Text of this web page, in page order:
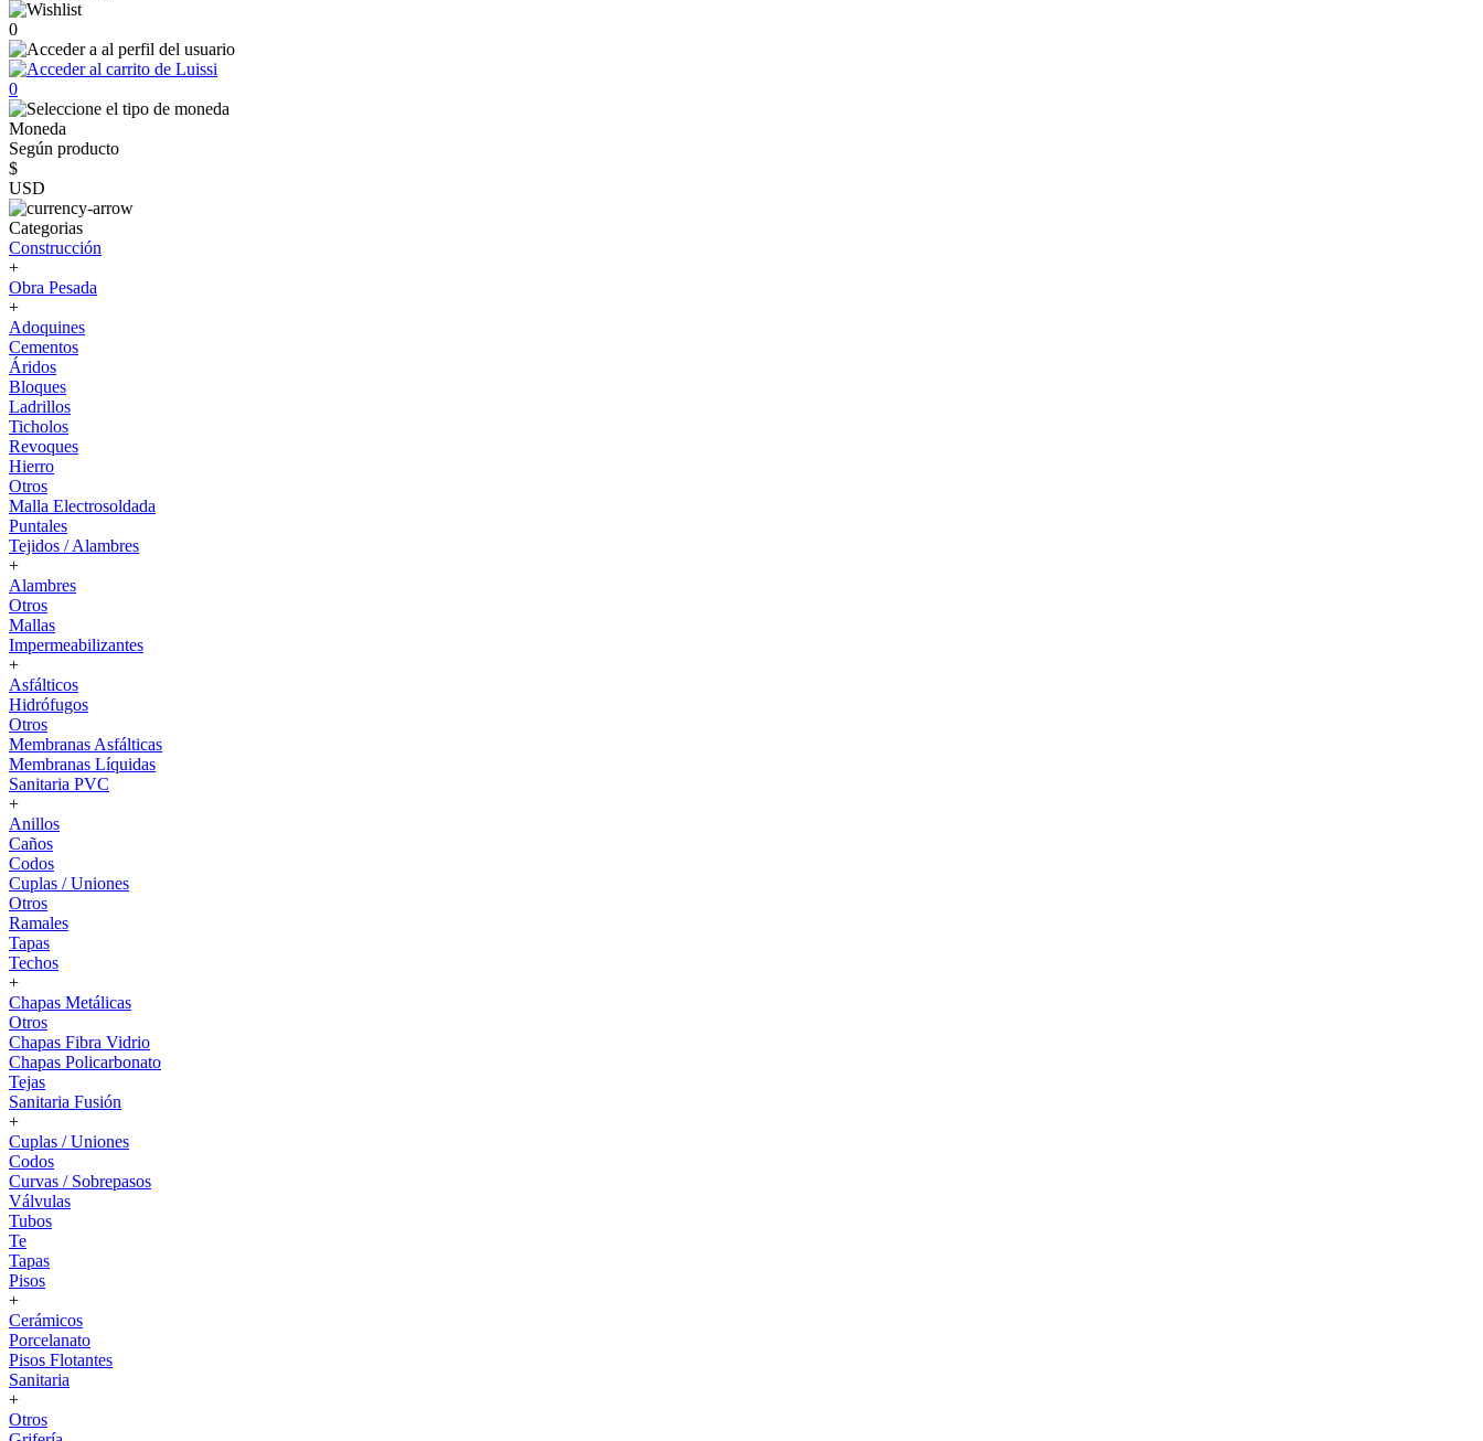
0
0
Moneda
Según producto
$
USD
Categorias
Construcción
+
Obra Pesada
+
Adoquines
Cementos
Áridos
Bloques
Ladrillos
Ticholos
Revoques
Hierro
Otros
Malla Electrosoldada
Puntales
Tejidos / Alambres
+
Alambres
Otros
Mallas
Impermeabilizantes
+
Asfálticos
Hidrófugos
Otros
Membranas Asfálticas
Membranas Líquidas
Sanitaria PVC
+
Anillos
Caños
Codos
Cuplas / Uniones
Otros
Ramales
Tapas
Techos
+
Chapas Metálicas
Otros
Chapas Fibra Vidrio
Chapas Policarbonato
Tejas
Sanitaria Fusión
+
Cuplas / Uniones
Codos
Curvas / Sobrepasos
Válvulas
Tubos
Te
Tapas
Pisos
+
Cerámicos
Porcelanato
Pisos Flotantes
Sanitaria
+
Otros